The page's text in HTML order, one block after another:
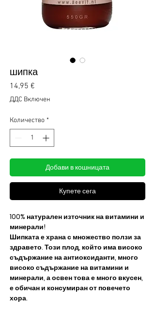
шипка
14,95 €
ДДС Включен
Количество *
Добави в кошницата
Купете сега
100% натурален източник на витамини и
минерали!
Шипката е храна с множество ползи за
здравето. Този плод, който има високо
съдържание на антиоксиданти, много
високо съдържание на витамини и
минерали, а освен това е много вкусен,
е обичан и консумиран от повечето
хора.